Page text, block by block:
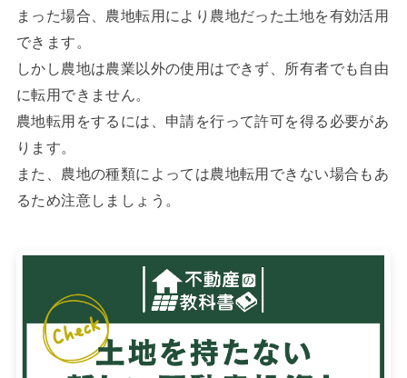
まった場合、農地転用により農地だった土地を有効活用
できます。
しかし農地は農業以外の使用はできず、所有者でも自由
に転用できません。
農地転用をするには、申請を行って許可を得る必要があ
ります。
また、農地の種類によっては農地転用できない場合もあ
るため注意しましょう。